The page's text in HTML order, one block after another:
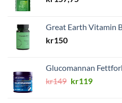
Great Earth Vitamin
kr150
Glucomannan
kr149 Opprinnelig
kr119